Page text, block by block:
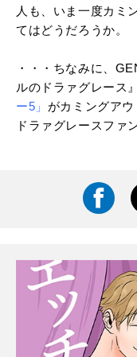
人も、いま一度カミ
てはどうだろうか。
・・・ちなみに、
ルのドラァグレース
ー5」 がカミングアウ
ドラァグレースファ